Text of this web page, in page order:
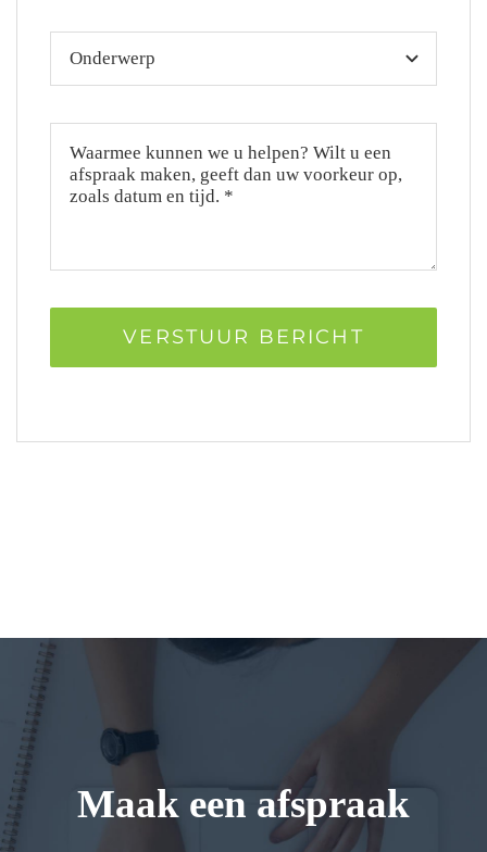
VERSTUUR BERICHT
Maak een afspraak